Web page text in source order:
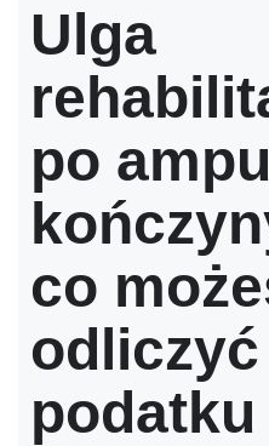
Ulga
po
co
odliczyć
podatku